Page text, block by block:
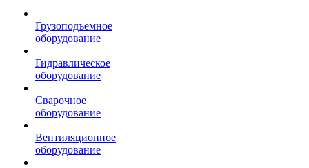
Грузоподъемное
оборудование
Гидравлическое
оборудование
Сварочное
оборудование
Вентиляционное
оборудование